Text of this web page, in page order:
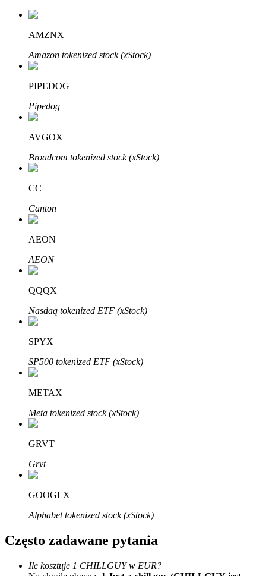
Automatyczna inwestycja
Zdobądź długoterminowy zysk i elastyczne zainteresowania
Bitrue
Bitruści Partnerzy
Afiliaci Bitrue
Aż do 65% prowizji!
AMZNX
Amazon tokenized stock (xStock)
PIPEDOG
Pipedog
AVGOX
Broadcom tokenized stock (xStock)
CC
Canton
AEON
AEON
QQQX
Nasdaq tokenized ETF (xStock)
SPYX
SP500 tokenized ETF (xStock)
METAX
Meta tokenized stock (xStock)
GRVT
Grvt
GOOGLX
Alphabet tokenized stock (xStock)
Często zadawane pytania
Ile kosztuje 1 CHILLGUY w EUR?